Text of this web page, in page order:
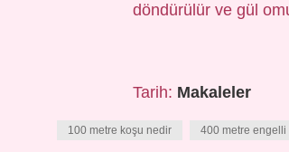
döndürülür ve gül
Tarih: Makaleler
100 metre koşu nedir 400 metre engelli